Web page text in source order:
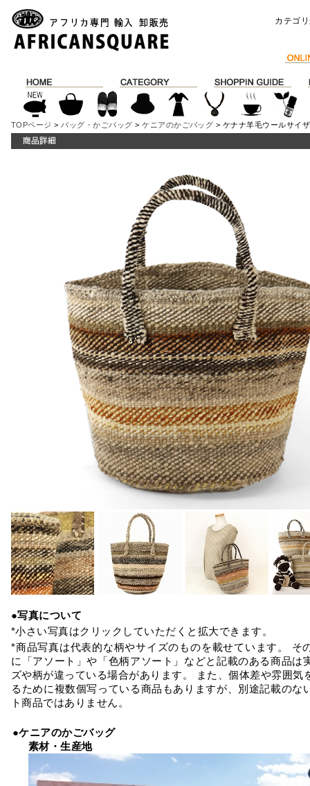
カテゴ
TOPページ > バッグ・かごバッグ >ケニアのかごバッグ > ケナナ羊毛ウールサイ
●写真について
*小さい写真はクリックしていただくと拡大できます。
*商品写真は代表的な柄やサイズのものを載せています。 そ
に「アソート」や「色柄アソート」などと記載のある商品は
ズや柄が違っている場合があります。 また、個体差や雰囲気
るために複数個写っている商品もありますが、別途記載のな
ト商品ではありません。
●ケニアのかごバッグ
素材・生産地